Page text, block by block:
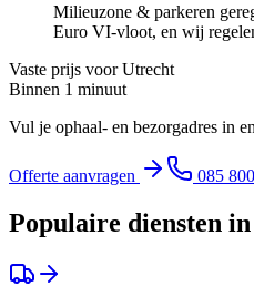
Milieuzone & parkeren
Euro VI-vloot, en wij
Vaste prijs voorUtrecht
Binnen 1 minuut
Vul je ophaal- en bezorgadres in
Offerte aanvragen 085
Populaire diensten in